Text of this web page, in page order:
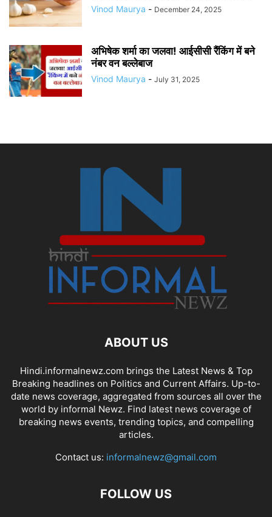
Vinod Maurya - December 24, 2025
​अभिषेक शर्मा का जलवा! आईसीसी रैंकिंग में बने
नंबर वन बल्लेबाज
Vinod Maurya - July 31, 2025
ABOUT US
Hindi.informalnewz.com brings the Latest News & Top
Breaking headlines on Politics and Current Affairs. Up-to-
date news coverage, aggregated from sources all over the
world by informal Newz. Find latest news coverage of
breaking news events, trending topics, and compelling
articles.
Contact us: informalnewz@gmail.com
FOLLOW US